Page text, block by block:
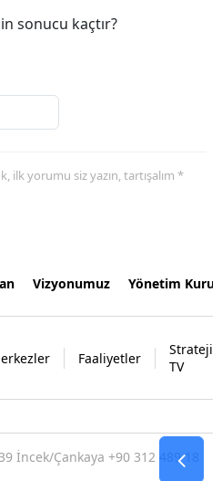
sonucu kaçtır?
ilk yorumu siz yazın, tartışalım *
Vizyonumuz Yönetim
Faaliyetler
Strateji
TV
İncek/Çankaya +90 312 489 18